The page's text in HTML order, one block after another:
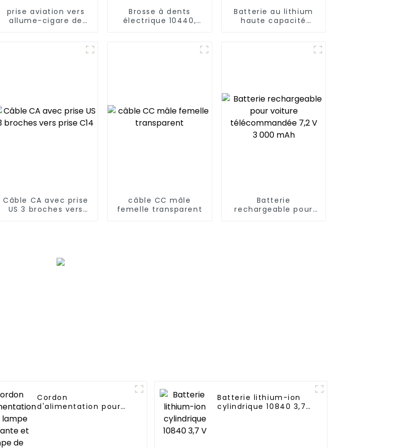
prise aviation vers
allume-cigare de
Brosse à dents
électrique 10440,
Batterie au lithium
haute capacité
Câble CA avec prise
US 3 broches vers
câble CC mâle
femelle transparent
Batterie
rechargeable pour
Cordon
d'alimentation pour
Batterie lithium-ion
cylindrique 10840 3,7